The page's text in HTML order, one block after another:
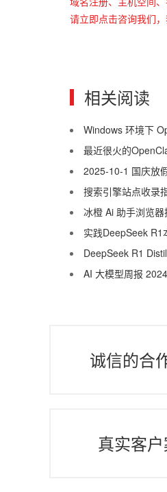
请立即点击咨询我们
相关阅读
Windows 环境下
最近很火的
2025-10-1 国庆放
搜索引擎站点收录
冰橙 Ai 助手浏览器
实践DeepSeek R1
DeepSeek R1
AI 大模型周报
诚信的合
真实客